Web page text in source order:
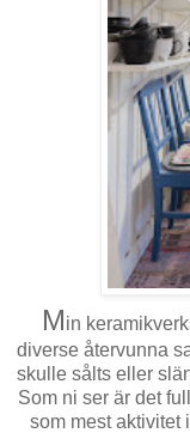
Min
diverse återvunna
skulle sålts eller
Som ni ser är det
som mest aktivitet